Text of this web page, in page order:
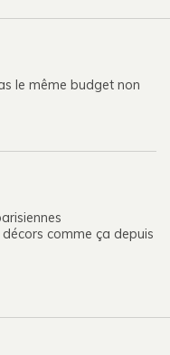
le même budget non
comme ça depuis